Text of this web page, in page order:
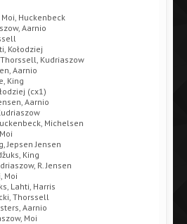
Moi, Huckenbeck
Aarnio
Kołodziej
Thorssell, Kudriaszow
Aarnio
King
(сх1)
Aarnio
Michelsen
Jepsen Jensen
King
R. Jensen
Moi
Lahti, Harris
Thorssell
Aarnio
Moi